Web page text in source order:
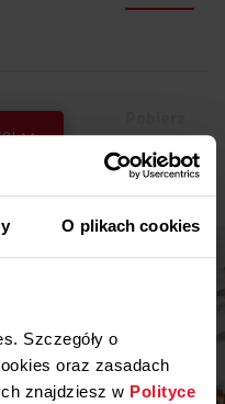
O plikach cookies
Szczegóły o
oraz zasadach
znajdziesz w Polityce
Pobierz